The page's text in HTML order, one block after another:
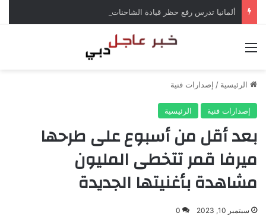
الرئيسية / إصدارات فنية
إصدارات فنية الرئيسية
بعد أقل من أسبوع على طرحها
ميرفا قمر تتخطى المليون
مشاهدة بأغنيتها الجديدة
سبتمبر 10, 2023 0